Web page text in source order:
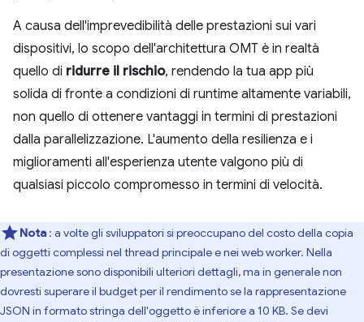
A causa dell'imprevedibilità delle prestazioni sui vari
dispositivi, lo scopo dell'architettura OMT è in realtà
quello di ridurre il rischio, rendendo la tua app più
solida di fronte a condizioni di runtime altamente variabili,
non quello di ottenere vantaggi in termini di prestazioni
dalla parallelizzazione. L'aumento della resilienza e i
miglioramenti all'esperienza utente valgono più di
qualsiasi piccolo compromesso in termini di velocità.
Nota : a volte gli sviluppatori si preoccupano del costo della copia
di oggetti complessi nel thread principale e nei web worker. Nella
presentazione sono disponibili ulteriori dettagli, ma in generale non
dovresti superare il budget per il rendimento se la rappresentazione
JSON in formato stringa dell'oggetto è inferiore a 10 KB. Se devi